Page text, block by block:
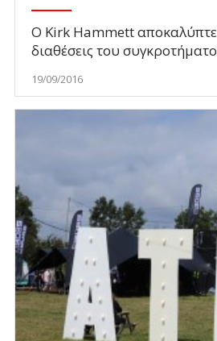
Ο Kirk Hammett αποκαλύπτει
διαθέσεις του
19/09/2016